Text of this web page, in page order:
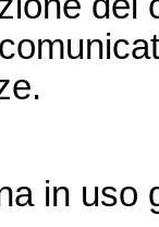
in uso